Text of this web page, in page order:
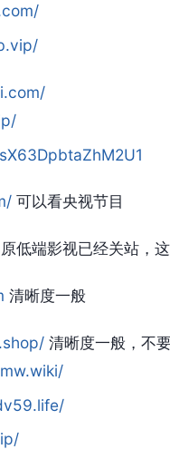
可以看央视节目
原低端影视已经关站，
清晰度一般
清晰度一般，不